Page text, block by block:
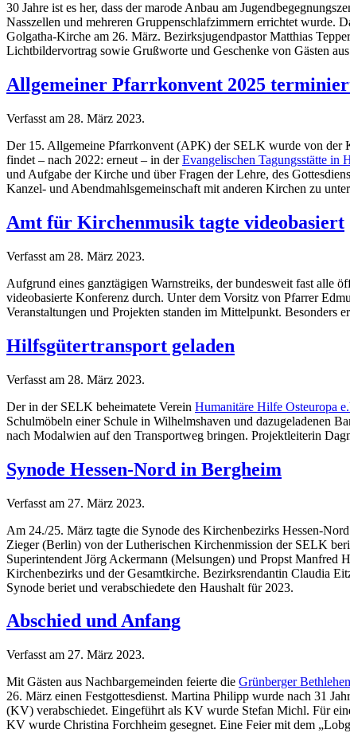
30 Jahre ist es her, dass der marode Anbau am
Nasszellen und mehreren Gruppenschlafzimmern errichtet wurde.
Golgatha-Kirche am 26. März. Bezirksjugendpastor Matthias
Lichtbildervortrag sowie Grußworte und Geschenke von Gästen
Allgemeiner Pfarrkonvent 2025
Verfasst am 28. März 2023.
Der 15. Allgemeine Pfarrkonvent (APK) der SELK wurde von der
findet – nach 2022: erneut – in derEvangelischen Tagungsstätte in
und Aufgabe der Kirche und über Fragen der Lehre, des
Kanzel- und Abendmahlsgemeinschaft mit anderen Kirchen zu
Amt für Kirchenmusik tagte videobasiert
Verfasst am 28. März 2023.
Aufgrund eines ganztägigen Warnstreiks, der bundesweit fast alle
videobasierte Konferenz durch. Unter dem Vorsitz von Pfarrer
Veranstaltungen und Projekten standen im Mittelpunkt. Besonders
Hilfsgütertransport geladen
Verfasst am 28. März 2023.
Der in der SELK beheimatete Verein Humanitäre Hilfe Osteuropa
Schulmöbeln einer Schule in Wilhelmshaven und dazugeladenen
nach Modalwien auf den Transportweg bringen. Projektleiterin
Synode Hessen-Nord in Bergheim
Verfasst am 27. März 2023.
Am 24./25. März tagte die Synode des Kirchenbezirks Hessen-
Zieger (Berlin) von der Lutherischen Kirchenmission der SELK
Superintendent Jörg Ackermann (Melsungen) und Propst Manfred
Kirchenbezirks und der Gesamtkirche. Bezirksrendantin Claudia
Synode beriet und verabschiedete den Haushalt für 2023.
Abschied und Anfang
Verfasst am 27. März 2023.
Mit Gästen aus Nachbargemeinden feierte die Grünberger
26. März einen Festgottesdienst. Martina Philipp wurde nach 31
(KV) verabschiedet. Eingeführt als KV wurde Stefan Michl. Für
KV wurde Christina Forchheim gesegnet. Eine Feier mit dem